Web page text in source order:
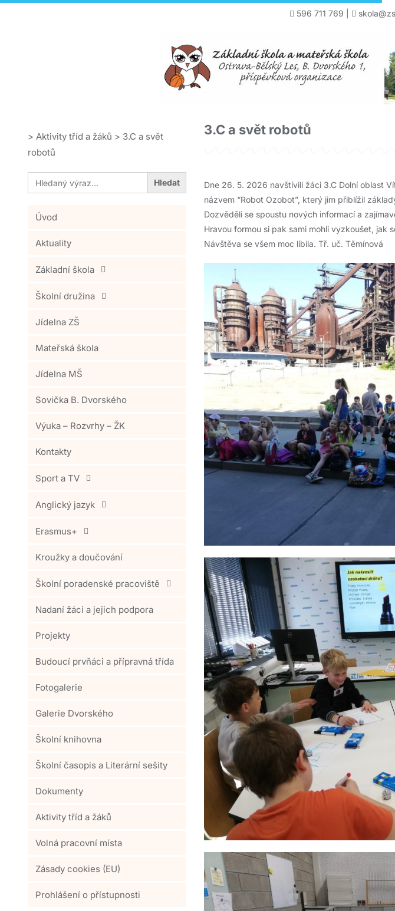
596 711 769
> Aktivity tříd a žáků > 3.C a svět
robotů
Search
for:
Úvod
Aktuality
Základní škola
Školní družina
Jídelna ZŠ
Mateřská škola
Jídelna MŠ
Sovička B. Dvorského
Výuka – Rozvrhy – ŽK
Kontakty
Sport a TV
Anglický jazyk
Erasmus+
Kroužky a doučování
Školní poradenské pracoviště
Nadaní žáci a jejich podpora
Projekty
Budoucí prvňáci a přípravná třída
Fotogalerie
Galerie Dvorského
Školní knihovna
Školní časopis a Literární sešity
Dokumenty
Aktivity tříd a žáků
Volná pracovní místa
Zásady cookies (EU)
Prohlášení o přístupnosti
3.C a svět robotů
Dne 26. 5. 2026 navštívili žáci 3.C Dolní oblast
názvem “Robot Ozobot”, který jim přiblížil
Dozvěděli se spoustu nových informací a
Hravou formou si pak sami mohli vyzkoušet, jak
Návštěva se všem moc líbila. Tř. uč. Těmínová